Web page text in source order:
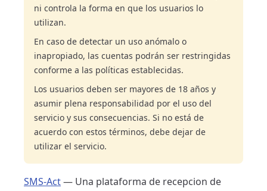
ni controla la forma en que los usuarios lo
utilizan.
En caso de detectar un uso anómalo o
inapropiado, las cuentas podrán ser restringidas
conforme a las políticas establecidas.
Los usuarios deben ser mayores de 18 años y
asumir plena responsabilidad por el uso del
servicio y sus consecuencias. Si no está de
acuerdo con estos términos, debe dejar de
utilizar el servicio.
SMS-Act— Una plataforma de recepcion de